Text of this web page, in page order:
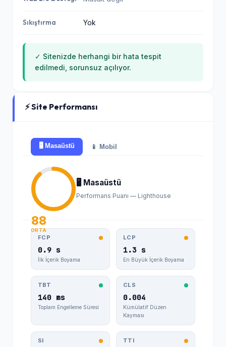
Sıkıştırma Yok
✓ Sitenizde herhangi bir hata tespit
edilmedi, sorunsuz açılıyor.
⚡ Site Performansı
🖥️ Masaüstü 📱 Mobil
88
ORTA
🖥️ Masaüstü
Performans Puanı — Lighthouse
FCP
0.9 s
İlk İçerik Boyama
LCP
1.3 s
En Büyük İçerik Boyama
TBT
140 ms
Toplam Engelleme Süresi
CLS
0.004
Kümülatif Düzen
Kayması
SI TTI